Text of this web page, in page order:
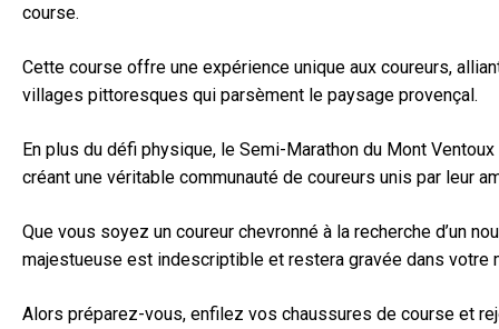
course.
Cette course offre une expérience unique aux coureurs,
villages pittoresques qui parsèment le paysage provençal.
En plus du défi physique, le Semi-Marathon du Mont
créant une véritable communauté de coureurs unis par leur
Que vous soyez un coureur chevronné à la recherche d’un
majestueuse est indescriptible et restera gravée dans votre
Alors préparez-vous, enfilez vos chaussures de course et